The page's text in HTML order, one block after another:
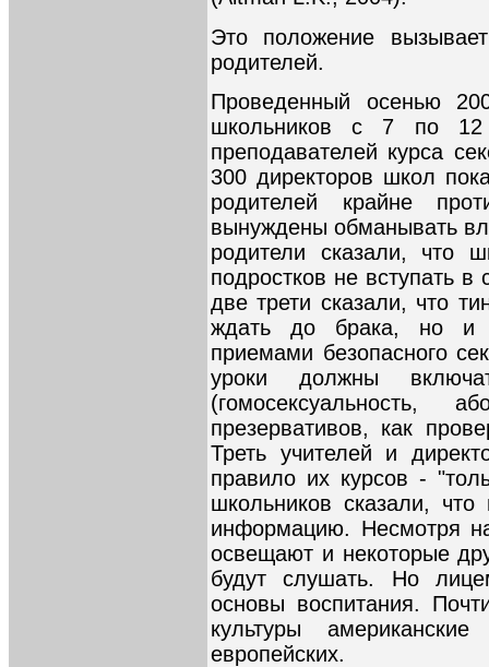
Это положение
родителей.
Проведенный осенью
школьников с 7 по
преподавателей курса
300 директоров школ
родителей крайне
вынуждены обманывать
родители сказали, что
подростков не вступать
две трети сказали, что
ждать до брака, но и
приемами безопасного
уроки должны
(гомосексуальность,
презервативов, как
Треть учителей и
правило их курсов -
школьников сказали,
информацию. Несмотря
освещают и некоторые
будут слушать. Но
основы воспитания.
культуры
европейских.